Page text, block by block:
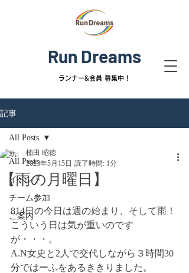
ランナー&会員 募集中！
Run Dreams
記事
All Posts
イベント
チーム参加
ご案内
All Posts
【雨の月曜日】
楠田 昭徳
2023年5月15日 読了時間: 1分
814日の今日は週の始まり、そして雨！
こういう日は気が重いのです
が・・・。
A.N女史と2人で交代しながら３時間30
分ではーふをあるききりました。